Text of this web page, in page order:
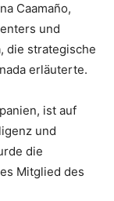
Caamaño,
und
die strategische
erläuterte.
ist auf
und
die
Mitglied des